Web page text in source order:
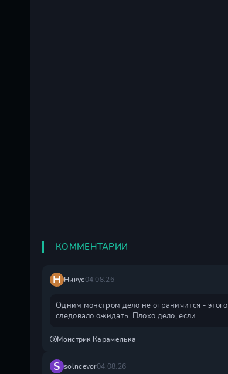
КОММЕНТАРИИ
Н Никус04.08.26
Одним монстром дело не ограничится - этого
следовало ожидать. Плохо дело, если
Монстрик Карамелька
S solncevor04.08.26